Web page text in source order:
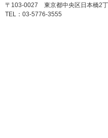
〒103-0027 東京都中央区日本橋2
TEL：03-5776-3555